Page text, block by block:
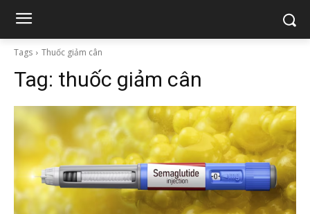
Tags Thuốc giảm cân
Tag: thuốc giảm cân